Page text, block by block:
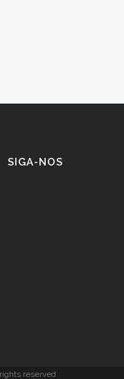
SIGA-NOS
reserved